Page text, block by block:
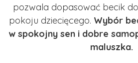
pozwala dopasować becik
pokoju dziecięcego. Wybór
w spokojny sen i dobre
maluszka.